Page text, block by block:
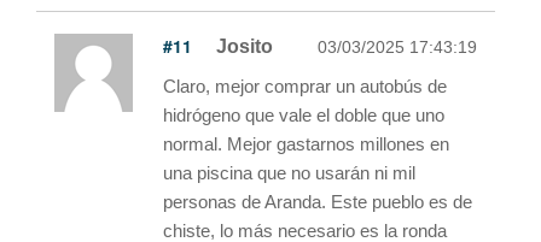
#11 Josito 03/03/2025 17:43:19
Claro, mejor comprar un autobús de
hidrógeno que vale el doble que uno
normal. Mejor gastarnos millones en
una piscina que no usarán ni mil
personas de Aranda. Este pueblo es de
chiste, lo más necesario es la ronda